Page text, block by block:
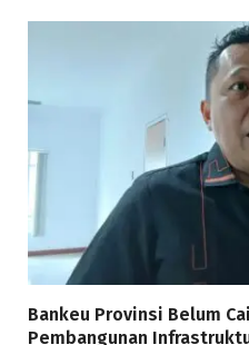
Bankeu Provinsi Belum
Pembangunan